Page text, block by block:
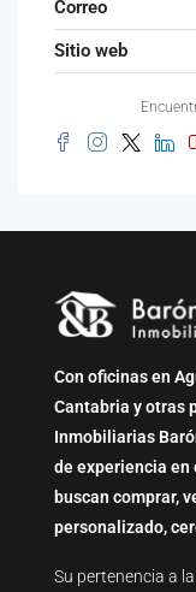
Correo
Sitio web
Con oficinas en
Cantabria y otras
Inmobiliarias
de experiencia en
buscan comprar,
personalizado,
Su pertenencia a